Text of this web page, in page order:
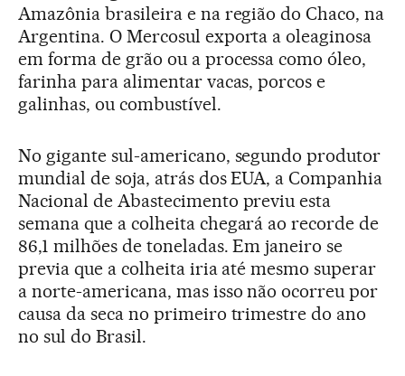
Amazônia brasileira e na região do Chaco, na
Argentina. O Mercosul exporta a oleaginosa
em forma de grão ou a processa como óleo,
farinha para alimentar vacas, porcos e
galinhas, ou combustível.
No gigante sul-americano, segundo produtor
mundial de soja, atrás dos EUA, a Companhia
Nacional de Abastecimento previu esta
semana que a colheita chegará ao recorde de
86,1 milhões de toneladas. Em janeiro se
previa que a colheita iria até mesmo superar
a norte-americana, mas isso não ocorreu por
causa da seca no primeiro trimestre do ano
no sul do Brasil.